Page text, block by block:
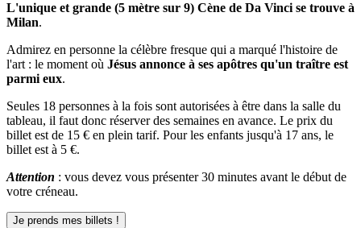
L'unique et grande (5 mètre sur 9) Cène de Da Vinci se trouve à
Milan.
Admirez en personne la célèbre fresque qui a marqué l'histoire de
l'art : le moment où Jésus annonce à ses apôtres qu'un traître est
parmi eux.
Seules 18 personnes à la fois sont autorisées à être dans la salle du
tableau, il faut donc réserver des semaines en avance. Le prix du
billet est de 15 € en plein tarif. Pour les enfants jusqu'à 17 ans, le
billet est à 5 €.
Attention : vous devez vous présenter 30 minutes avant le début de
votre créneau.
Je prends mes billets !